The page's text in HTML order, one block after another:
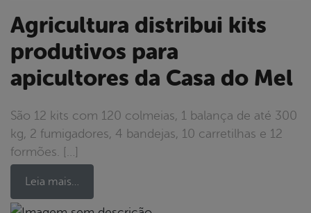
Agricultura distribui kits
produtivos para
apicultores da Casa do Mel
São 12 kits com 120 colmeias, 1 balança de até 300
kg, 2 fumigadores, 4 bandejas, 10 carretilhas e 12
formões. […]
Leia mais…